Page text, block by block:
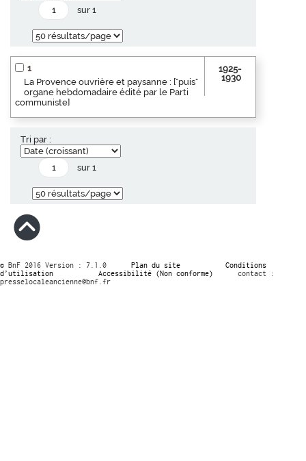
sur 1
1
La Provence ouvrière et paysanne : ["puis"
organe hebdomadaire édité par le Parti
communiste]
1925-
1930
Tri par :
sur 1
© BnF 2016 Version : 7.1.0 Plan du site
Conditions
d’utilisation
Accessibilité (Non conforme)
contact :
presselocaleancienne@bnf.fr